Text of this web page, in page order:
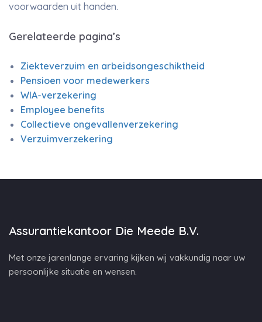
voorwaarden uit handen.
Gerelateerde pagina’s
Ziekteverzuim en arbeidsongeschiktheid
Pensioen voor medewerkers
WIA-verzekering
Employee benefits
Collectieve ongevallenverzekering
Verzuimverzekering
Assurantiekantoor Die Meede B.V.
Met onze jarenlange ervaring kijken wij vakkundig naar uw
persoonlijke situatie en wensen.